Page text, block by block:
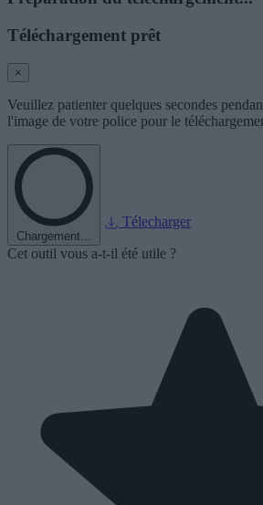
Téléchargement prêt
×
Veuillez patienter quelques secondes
l'image de votre police pour le
Chargement...
Télecharger
Cet outil vous a-t-il été utile ?